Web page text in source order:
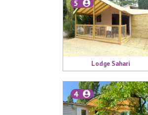
Lodge Sahari
5
4